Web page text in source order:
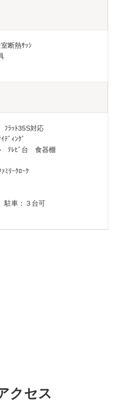
断熱ｻｯｼ
ﾗｯﾄ35S対応
ﾞｨﾝｸﾞ
ﾞﾙ ﾃﾚﾋﾞ台 食器棚
ﾐﾘｰｸﾛｰｸ
車：３台可
クセス